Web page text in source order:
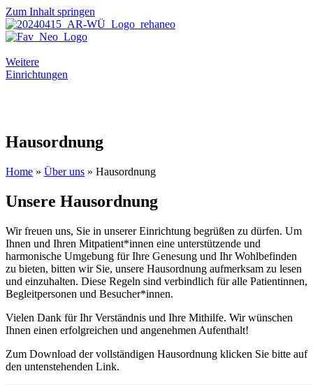
Zum Inhalt springen
Weitere
Einrichtungen
Hausordnung
Home » Über uns » Hausordnung
Unsere Hausordnung
Wir freuen uns, Sie in unserer Einrichtung begrüßen zu dürfen. Um
Ihnen und Ihren Mitpatient*innen eine unterstützende und
harmonische Umgebung für Ihre Genesung und Ihr Wohlbefinden
zu bieten, bitten wir Sie, unsere Hausordnung aufmerksam zu lesen
und einzuhalten. Diese Regeln sind verbindlich für alle Patientinnen,
Begleitpersonen und Besucher*innen.
Vielen Dank für Ihr Verständnis und Ihre Mithilfe. Wir wünschen
Ihnen einen erfolgreichen und angenehmen Aufenthalt!
Zum Download der vollständigen Hausordnung klicken Sie bitte auf
den untenstehenden Link.